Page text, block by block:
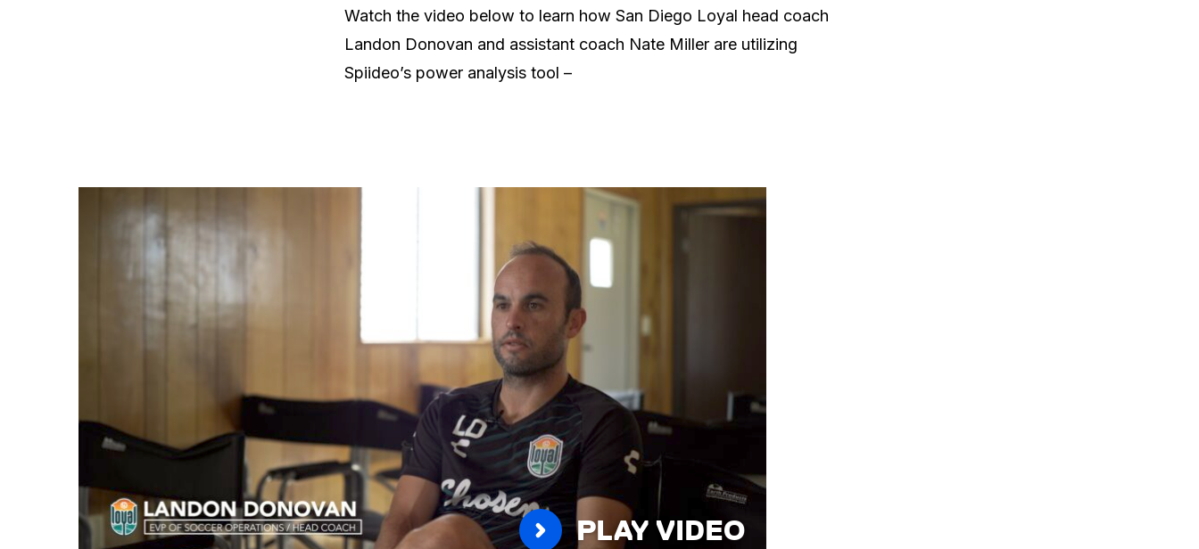
Watch the video below to learn how San Diego Loyal head coach
Landon Donovan and assistant coach Nate Miller are utilizing
Spiideo’s power analysis tool –
PLAY VIDEO